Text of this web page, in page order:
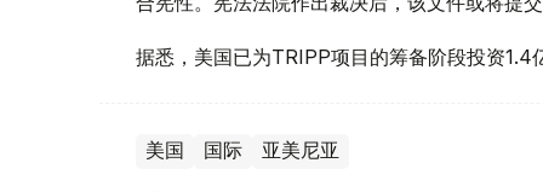
据悉，美国已为TRIPP项目的筹备阶段投资1.4
美国 国际 亚美尼亚